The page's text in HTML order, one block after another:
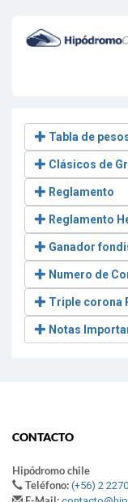
Tabla de
Clásicos de
Reglamento
Reglamento
Ganador
Numero de
Triple corona
Notas
CONTACTO
Hipódromo chile
Teléfono: (+56) 2